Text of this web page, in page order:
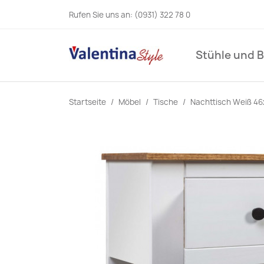
Rufen Sie uns an: (0931) 322 78 0
Stühle und
Startseite Möbel Tische Nachttisch Weiß